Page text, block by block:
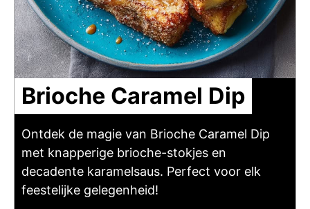
Brioche Caramel Dip
Ontdek de magie van Brioche Caramel Dip
met knapperige brioche-stokjes en
decadente karamelsaus. Perfect voor elk
feestelijke gelegenheid!